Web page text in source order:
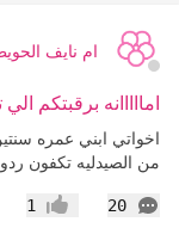
ام نايف
امااااانه برقبتكم
اخواتي ابني عمره
من الصيدليه تكفون
20
التعليقات إعجاب1